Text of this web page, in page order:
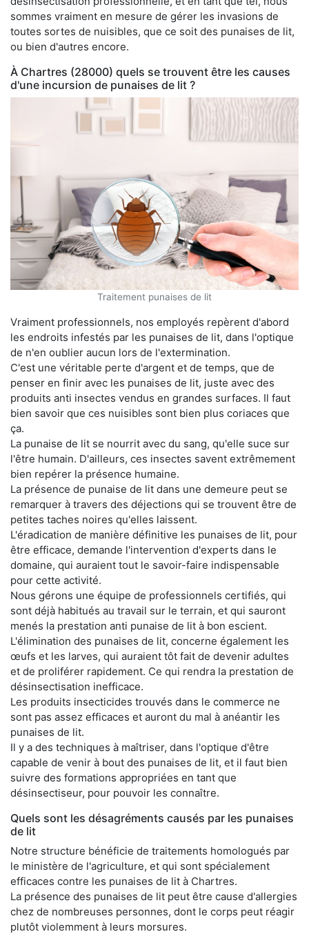
sommes vraiment en mesure de gérer les invasions de
toutes sortes de nuisibles, que ce soit des punaises de lit,
ou bien d'autres encore.
À Chartres (28000) quels se trouvent être les causes
d'une incursion de punaises de lit ?
Traitement punaises de lit
Vraiment professionnels, nos employés repèrent d'abord
les endroits infestés par les punaises de lit, dans l'optique
de n'en oublier aucun lors de l'extermination.
C'est une véritable perte d'argent et de temps, que de
penser en finir avec les punaises de lit, juste avec des
produits anti insectes vendus en grandes surfaces. Il faut
bien savoir que ces nuisibles sont bien plus coriaces que
ça.
La punaise de lit se nourrit avec du sang, qu'elle suce sur
l'être humain. D'ailleurs, ces insectes savent extrêmement
bien repérer la présence humaine.
La présence de punaise de lit dans une demeure peut se
remarquer à travers des déjections qui se trouvent être de
petites taches noires qu'elles laissent.
L'éradication de manière définitive les punaises de lit, pour
être efficace, demande l'intervention d'experts dans le
domaine, qui auraient tout le savoir-faire indispensable
pour cette activité.
Nous gérons une équipe de professionnels certifiés, qui
sont déjà habitués au travail sur le terrain, et qui sauront
menés la prestation anti punaise de lit à bon escient.
L'élimination des punaises de lit, concerne également les
œufs et les larves, qui auraient tôt fait de devenir adultes
et de proliférer rapidement. Ce qui rendra la prestation de
désinsectisation inefficace.
Les produits insecticides trouvés dans le commerce ne
sont pas assez efficaces et auront du mal à anéantir les
punaises de lit.
Il y a des techniques à maîtriser, dans l'optique d'être
capable de venir à bout des punaises de lit, et il faut bien
suivre des formations appropriées en tant que
désinsectiseur, pour pouvoir les connaître.
Quels sont les désagréments causés par les punaises
de lit
Notre structure bénéficie de traitements homologués par
le ministère de l'agriculture, et qui sont spécialement
efficaces contre les punaises de lit à Chartres.
La présence des punaises de lit peut être cause d'allergies
chez de nombreuses personnes, dont le corps peut réagir
plutôt violemment à leurs morsures.